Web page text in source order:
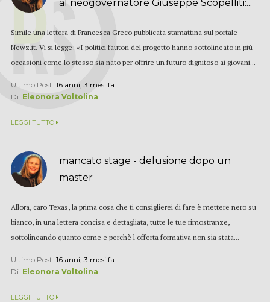
al neogovernatore Giuseppe Scopelliti:...
Simile una lettera di Francesca Greco pubblicata stamattina sul portale
Newz.it. Vi si legge: «I politici fautori del progetto hanno sottolineato in più
occasioni come lo stesso sia nato per offrire un futuro dignitoso ai giovani...
Ultimo Post: 16 anni, 3 mesi fa
Di: Eleonora Voltolina
LEGGI TUTTO
mancato stage - delusione dopo un
master
Allora, caro Texas, la prima cosa che ti consiglierei di fare è mettere nero su
bianco, in una lettera concisa e dettagliata, tutte le tue rimostranze,
sottolineando quanto come e perchè l'offerta formativa non sia stata...
Ultimo Post: 16 anni, 3 mesi fa
Di: Eleonora Voltolina
LEGGI TUTTO